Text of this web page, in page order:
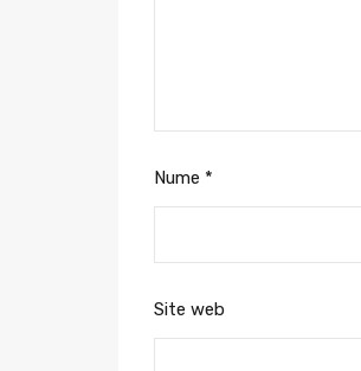
Nume *
Site web